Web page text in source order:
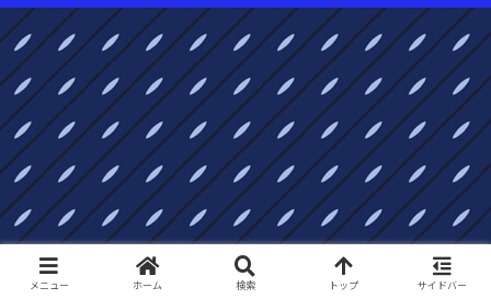
メニュー ホーム 検索 トップ サイドバー